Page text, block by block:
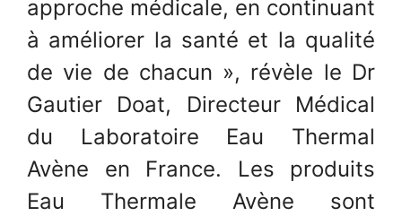
approche médicale, en continuant
à améliorer la santé et la qualité
de vie de chacun », révèle le Dr
Gautier Doat, Directeur Médical
du Laboratoire Eau Thermal
Avène en France. Les produits
Eau Thermale Avène sont